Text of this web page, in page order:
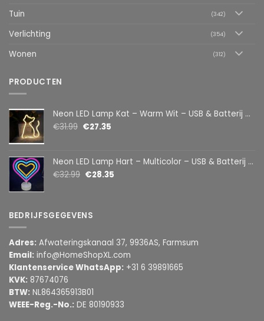
Tuin (342)
Verlichting (354)
Wonen (312)
PRODUCTEN
Neon LED Lamp Kat – Warm Wit – USB & Batterij – Decoratieve Tafellamp voor Kinderkamer – 28,5 x 24,5 cm
€31.99 €27.35
Neon LED Lamp Hart – Multicolor – USB & Batterij – Hartvormige Sfeerlamp – Kinderkamer & Slaapkamer – 25,2 x 23 cm
€32.99 €28.35
BEDRIJFSGEGEVENS
Adres: Afwateringskanaal 37, 9936AS, Farmsum
Email: info@HomeShopXL.com
Klantenservice WhatsApp: +31 6 39891665
KVK: 87674076
BTW: NL864365913B01
WEEE-Reg.-No.: DE 80190933